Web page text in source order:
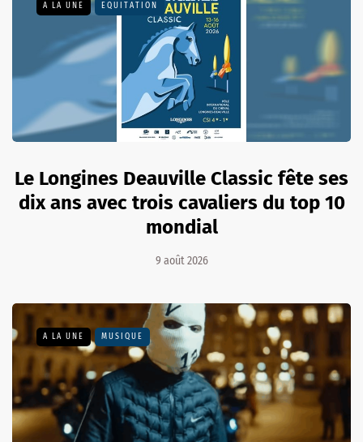
A LA UNE EQUITATION
Le Longines Deauville Classic fête ses
dix ans avec trois cavaliers du top 10
mondial
9 août 2026
A LA UNE MUSIQUE